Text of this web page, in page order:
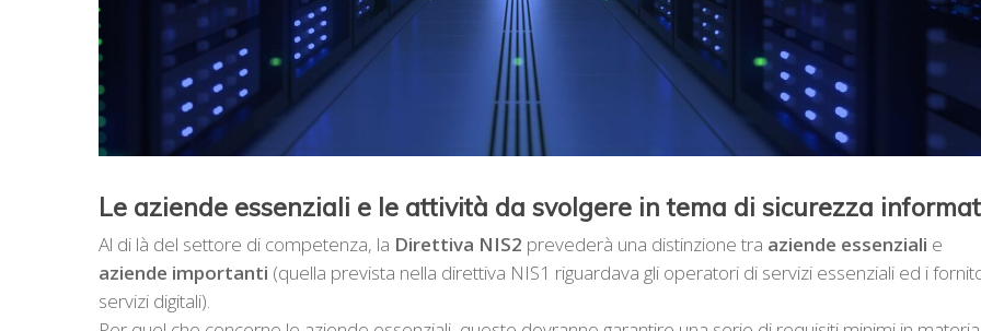
Le aziende essenziali e le attività da svolgere in tema di sicurezza
Al di là del settore di competenza, la Direttiva NIS2 prevederà una distinzione tra aziende essenziali e
aziende importanti (quella prevista nella direttiva NIS1 riguardava gli operatori di servizi essenziali ed i
servizi digitali).